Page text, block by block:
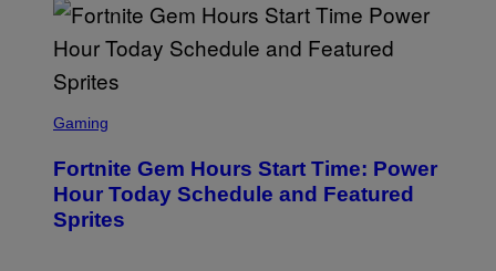
S
G
E
T
T
I
A
G
E
S
C
E
N
S
H
Gaming
Fortnite Gem Hours Start Time: Power
Hour Today Schedule and Featured
Sprites